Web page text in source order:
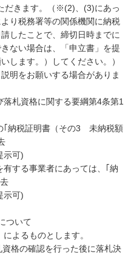
だきます。（※(2)、(3)にあっ
り税務署等の関係機関に納税
したことで、締切日時までに
ない場合は、「申立書」を提
します。）してください。）
明をお願いする場合がありま
札資格に関する要綱第4条第1
｢納税証明書（その3 未納税額
示可)
する事業者にあっては、｢納
示可)
ついて
よるものとします。
格の確認を行った後に落札決